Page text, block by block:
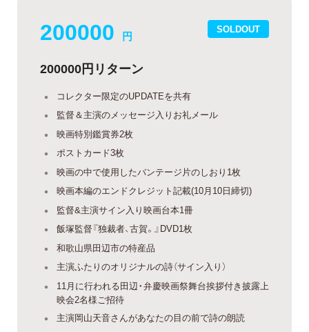
SOLDOUT
200000 円
200000円リターン
コレクター限定のUPDATEを共有
監督＆主演のメッセージ入りお礼メール
映画特別鑑賞券2枚
ポストカード3枚
映画の中で使用したバンテージ片のしおり1枚
映画本編のエンドクレジット記載(10月10日締切)
監督&主演サイン入り映画台本1冊
飯塚監督『独裁者、古賀。』DVD1枚
和歌山県田辺市の特産品
主演ふたりのオリジナルの詩（サイン入り）
11月に行われる田辺・弁慶映画祭舞台挨拶付き披露上
映会2名様ご招待
主演岡山天音さんがあなたの目の前で詩の朗読